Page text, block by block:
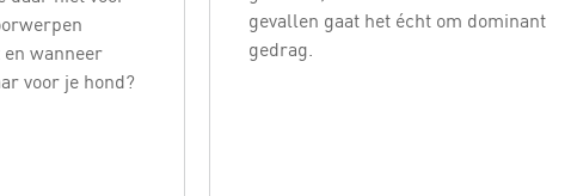
wanneer
voor je hond?
gevallen gaat het écht om dominant
gedrag.